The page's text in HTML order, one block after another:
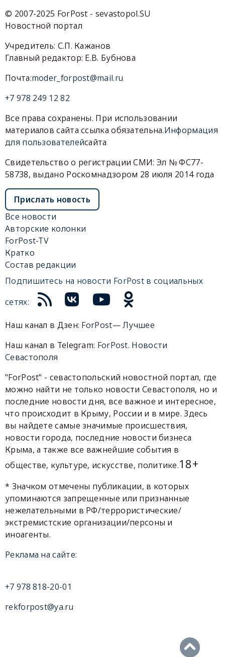
© 2007-2025 ForPost - sevastopol.SU
Новостной портал
Учредитель: С.П. Кажанов
Главный редактор: Е.В. Бубнова
Почта:moder_forpost@mail.ru
+7 978 249 12 82
Все права сохранены. При использовании
материалов сайта ссылка обязательна.Информация
для пользователейсайта
Свидетельство о регистрации СМИ: Эл № ФС77-
58738, выдано Роскомнадзором 28 июля 2014 года
Прислать новость
Все новости
Авторские колонки
ForPost-TV
Кратко
Состав редакции
Подпишитесь на новости ForPost в социальных
сетях:
Наш канал в Дзен: ForPost— Лучшее
Наш канал в Telegram: ForPost. Новости
Севастополя
"ForPost" - севастопольский новостной портал, где
можно найти не только новости Севастополя, но и
последние новости дня, все важное и интересное,
что происходит в Крыму, России и в мире. Здесь
вы найдете самые значимые происшествия,
новости города, последние новости бизнеса
Крыма, а также все важнейшие события в
обществе, культуре, искусстве, политике.18+
* Значком отмечены публикации, в которых
упоминаются запрещенные или признанные
нежелательными в РФ/террористические/
экстремистские организации/персоны и
иноагенты.
Реклама на сайте:
+7 978 818-20-01
rekforpost@ya.ru